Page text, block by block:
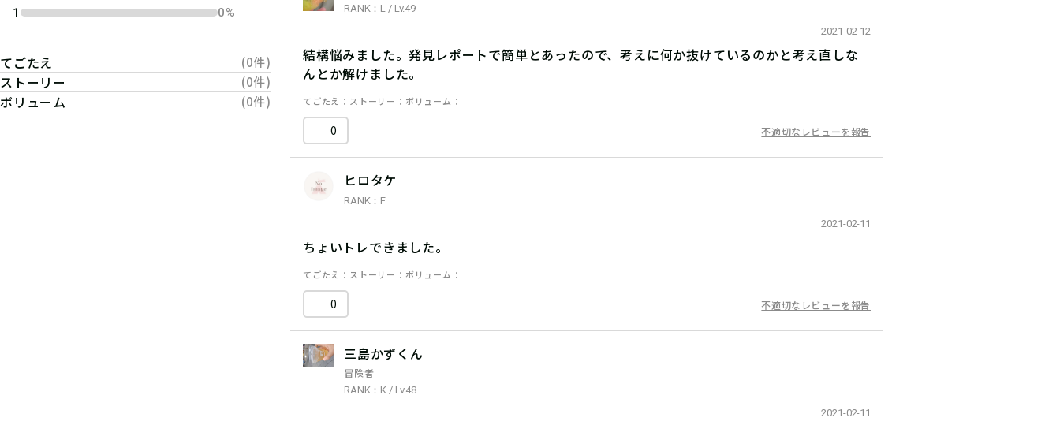
1
0%
てごたえ (0件)
ストーリー (0件)
ボリューム (0件)
RANK：L / Lv.49
2021-02-12
結構悩みました。発見レポートで簡単とあったので、考えに何か抜けているのかと考え直しな
んとか解けました。
てごたえ ストーリー ボリューム
0 不適切なレビューを報告
ヒロタケ
RANK：F
2021-02-11
ちょいトレできました。
てごたえ ストーリー ボリューム
0 不適切なレビューを報告
三島かずくん
冒険者
RANK：K / Lv.48
2021-02-11